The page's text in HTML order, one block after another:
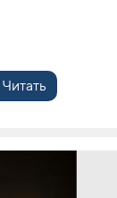
Читать